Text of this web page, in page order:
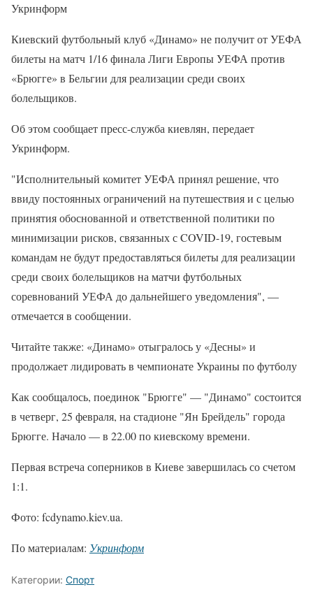
Укринформ
Киевский футбольный клуб «Динамо» не получит от УЕФА
билеты на матч 1/16 финала Лиги Европы УЕФА против
«Брюгге» в Бельгии для реализации среди своих
болельщиков.
Об этом сообщает пресс-служба киевлян, передает
Укринформ.
"Исполнительный комитет УЕФА принял решение, что
ввиду постоянных ограничений на путешествия и с целью
принятия обоснованной и ответственной политики по
минимизации рисков, связанных с COVID-19, гостевым
командам не будут предоставляться билеты для реализации
среди своих болельщиков на матчи футбольных
соревнований УЕФА до дальнейшего уведомления", —
отмечается в сообщении.
Читайте также: «Динамо» отыгралось у «Десны» и
продолжает лидировать в чемпионате Украины по футболу
Как сообщалось, поединок "Брюгге" — "Динамо" состоится
в четверг, 25 февраля, на стадионе "Ян Брейдель" города
Брюгге. Начало — в 22.00 по киевскому времени.
Первая встреча соперников в Киеве завершилась со счетом
1:1.
Фото: fcdynamo.kiev.ua.
По материалам: Укринформ
Категории: Спорт